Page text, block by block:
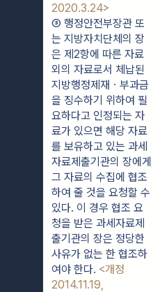
2020.3.24>
③ 행정안전부장관 또
는 지방자치단체의 장
은 제2항에 따른 자료
외의 자료로서 체납된
지방행정제재ㆍ부과금
을 징수하기 위하여 필
요하다고 인정되는 자
료가 있으면 해당 자료
를 보유하고 있는 과세
자료제출기관의 장에게
그 자료의 수집에 협조
하여 줄 것을 요청할 수
있다. 이 경우 협조 요
청을 받은 과세자료제
출기관의 장은 정당한
사유가 없는 한 협조하
여야 한다. <개정
2014.11.19,